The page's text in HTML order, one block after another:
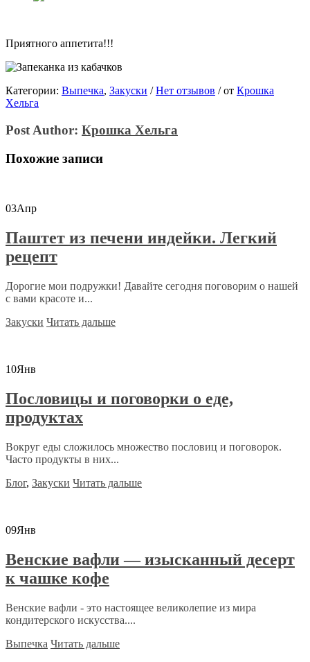
Приятного аппетита!!!
Категории: Выпечка, Закуски / Нет отзывов /от Крошка
Хельга
Post Author: Крошка Хельга
Похожие записи
03Апр
Паштет из печени индейки. Легкий
рецепт
Дорогие мои подружки! Давайте сегодня поговорим о нашей
с вами красоте и...
Закуски Читать дальше
10Янв
Пословицы и поговорки о еде,
продуктах
Вокруг еды сложилось множество пословиц и поговорок.
Часто продукты в них...
Блог, Закуски Читать дальше
09Янв
Венские вафли — изысканный десерт
к чашке кофе
Венские вафли - это настоящее великолепие из мира
кондитерского искусства....
Выпечка Читать дальше